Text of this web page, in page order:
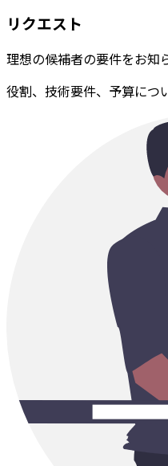
リクエスト
理想の候補者の要件をお知
役割、技術要件、予算につ